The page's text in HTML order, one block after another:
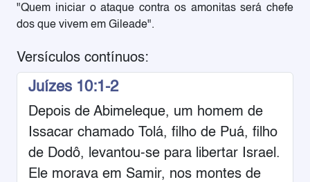
"Quem iniciar o ataque contra os amonitas será chefe
dos que vivem em Gileade".
Versículos contínuos:
Juízes 10:1-2
Depois de Abimeleque, um homem de
Issacar chamado Tolá, filho de Puá, filho
de Dodô, levantou-se para libertar Israel.
Ele morava em Samir, nos montes de